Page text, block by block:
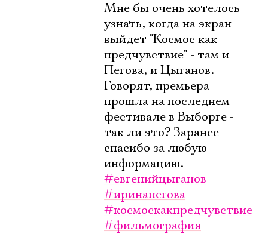
Мне бы очень хотелось
узнать, когда на экран
выйдет "Космос как
предчувствие" - там и
Пегова, и Цыганов.
Говорят, премьера
прошла на последнем
фестивале в Выборге -
так ли это? Заранее
спасибо за любую
информацию.
#евгенийцыганов
#иринапегова
#космоскакпредчувствие
#фильмография